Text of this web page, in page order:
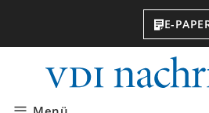
E-